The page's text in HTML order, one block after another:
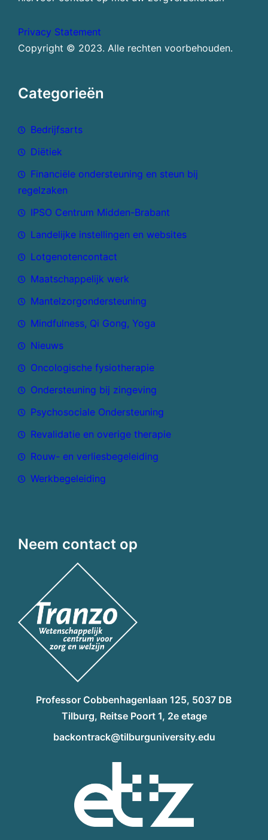
Privacy Statement
Copyright © 2023. Alle rechten voorbehouden.
Categorieën
Bedrijfsarts
Diëtiek
Financiële ondersteuning en steun bij
regelzaken
IPSO Centrum Midden-Brabant
Landelijke instellingen en websites
Lotgenotencontact
Maatschappelijk werk
Mantelzorgondersteuning
Mindfulness, Qi Gong, Yoga
Nieuws
Oncologische fysiotherapie
Ondersteuning bij zingeving
Psychosociale Ondersteuning
Revalidatie en overige therapie
Rouw- en verliesbegeleiding
Werkbegeleiding
Neem contact op
Professor Cobbenhagenlaan 125, 5037 DB
Tilburg, Reitse Poort 1, 2e etage
backontrack@tilburguniversity.edu